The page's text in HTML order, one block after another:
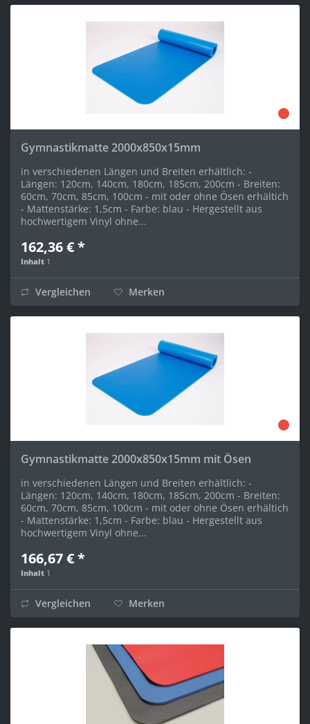
Gymnastikmatte 2000x850x15mm
in verschiedenen Längen und Breiten erhältlich: -
Längen: 120cm, 140cm, 180cm, 185cm, 200cm - Breiten:
60cm, 70cm, 85cm, 100cm - mit oder ohne Ösen erhältich
- Mattenstärke: 1,5cm - Farbe: blau - Hergestellt aus
hochwertigem Vinyl ohne...
162,36 € *
Inhalt 1
Vergleichen Merken
Gymnastikmatte 2000x850x15mm mit Ösen
in verschiedenen Längen und Breiten erhältlich: -
Längen: 120cm, 140cm, 180cm, 185cm, 200cm - Breiten:
60cm, 70cm, 85cm, 100cm - mit oder ohne Ösen erhältich
- Mattenstärke: 1,5cm - Farbe: blau - Hergestellt aus
hochwertigem Vinyl ohne...
166,67 € *
Inhalt 1
Vergleichen Merken